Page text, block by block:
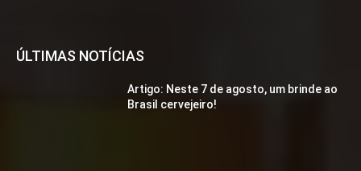
ÚLTIMAS NOTÍCIAS
Artigo: Neste 7 de agosto, um brinde ao
Brasil cervejeiro!